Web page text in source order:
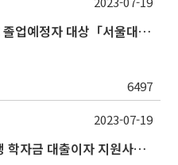
2022학년도 후기(2023.8월) 졸업예정자 대상「서울대학교 교과인증과정」이수 신청 안내
6497
2023년 상반기 군산시 대학생 학자금 대출이자 지원사업 안내
2023-07-19